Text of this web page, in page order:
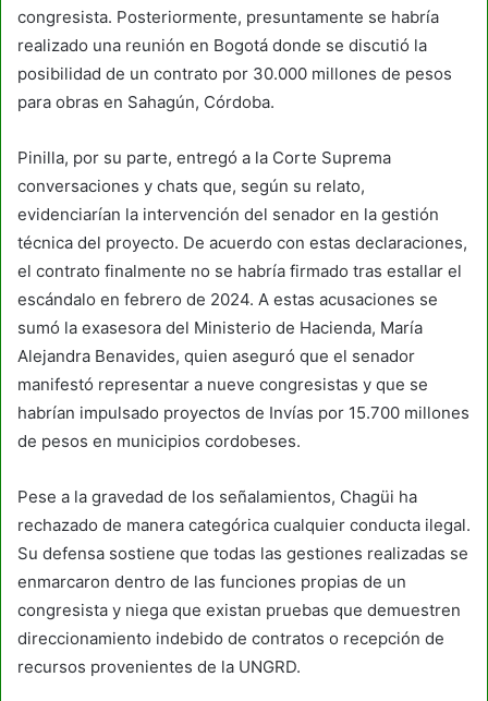
congresista. Posteriormente, presuntamente se habría
realizado una reunión en Bogotá donde se discutió la
posibilidad de un contrato por 30.000 millones de pesos
para obras en Sahagún, Córdoba.
Pinilla, por su parte, entregó a la Corte Suprema
conversaciones y chats que, según su relato,
evidenciarían la intervención del senador en la gestión
técnica del proyecto. De acuerdo con estas declaraciones,
el contrato finalmente no se habría firmado tras estallar el
escándalo en febrero de 2024. A estas acusaciones se
sumó la exasesora del Ministerio de Hacienda, María
Alejandra Benavides, quien aseguró que el senador
manifestó representar a nueve congresistas y que se
habrían impulsado proyectos de Invías por 15.700 millones
de pesos en municipios cordobeses.
Pese a la gravedad de los señalamientos, Chagüi ha
rechazado de manera categórica cualquier conducta ilegal.
Su defensa sostiene que todas las gestiones realizadas se
enmarcaron dentro de las funciones propias de un
congresista y niega que existan pruebas que demuestren
direccionamiento indebido de contratos o recepción de
recursos provenientes de la UNGRD.